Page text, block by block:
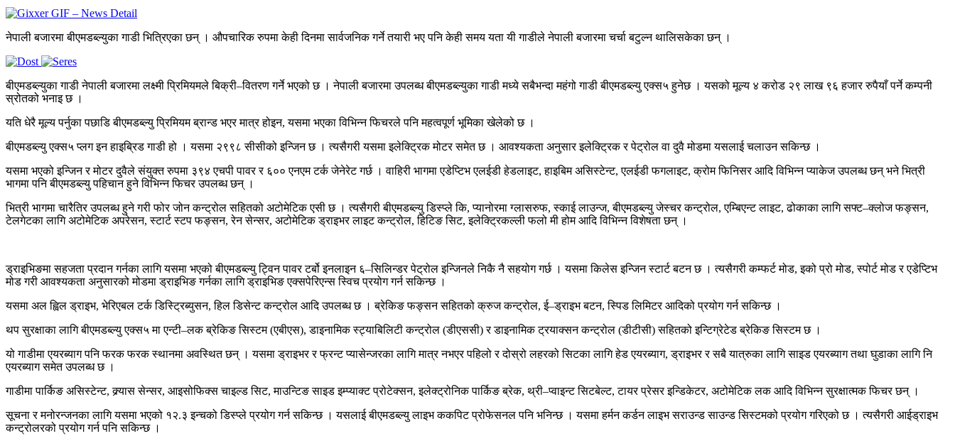
नेपाली बजारमा बीएमडब्ल्युका गाडी भित्रिएका छन् । औपचारिक रुपमा केही दिनमा सार्वजनिक गर्ने तयारी भए पनि केही समय यता यी गाडीले नेपाली बजारमा चर्चा बटुल्न थालिसकेका छन् ।
बीएमडब्ल्युका गाडी नेपाली बजारमा लक्ष्मी प्रिमियमले बिक्री–वितरण गर्ने भएको छ । नेपाली बजारमा उपलब्ध बीएमडब्ल्युका गाडी मध्ये सबैभन्दा महंगो गाडी बीएमडब्ल्यु एक्स५ हुनेछ । यसको मूल्य ४ करोड २९ लाख ९६ हजार रुपैयाँ पर्ने कम्पनी
स्रोतको भनाइ छ ।
यति धेरै मूल्य पर्नुका पछाडि बीएमडब्ल्यु प्रिमियम ब्रान्ड भएर मात्र होइन, यसमा भएका विभिन्न फिचरले पनि महत्वपूर्ण भूमिका खेलेको छ ।
बीएमडब्ल्यु एक्स५ प्लग इन हाइब्रिड गाडी हो । यसमा २९९८ सीसीको इन्जिन छ । त्यसैगरी यसमा इलेक्ट्रिक मोटर समेत छ । आवश्यकता अनुसार इलेक्ट्रिक र पेट्रोल वा दुवै मोडमा यसलाई चलाउन सकिन्छ ।
यसमा भएको इन्जिन र मोटर दुवैले संयुक्त रुपमा ३९४ एचपी पावर र ६०० एनएम टर्क जेनेरेट गर्छ । वाहिरी भागमा एडेप्टिभ एलईडी हेडलाइट, हाइबिम असिस्टेन्ट, एलईडी फगलाइट, क्रोम फिनिसर आदि विभिन्न प्याकेज उपलब्ध छन् भने भित्री
भागमा पनि बीएमडब्ल्यु पहिचान हुने विभिन्न फिचर उपलब्ध छन् ।
भित्री भागमा चारैतिर उपलब्ध हुने गरी फोर जोन कन्ट्रोल सहितको अटोमेटिक एसी छ । त्यसैगरी बीएमडब्ल्यु डिस्प्ले कि, प्यानोरमा ग्लासरुफ, स्काई लाउन्ज, बीएमडब्ल्यु जेस्चर कन्ट्रोल, एम्बिएन्ट लाइट, ढोकाका लागि सफ्ट–क्लोज फङ्सन,
टेलगेटका लागि अटोमेटिक अपरेसन, स्टार्ट स्टप फङ्सन, रेन सेन्सर, अटोमेटिक ड्राइभर लाइट कन्ट्रोल, हिटिङ सिट, इलेक्ट्रिकल्ली फलो मी होम आदि विभिन्न विशेषता छन् ।
ड्राइभिङमा सहजता प्रदान गर्नका लागि यसमा भएको बीएमडब्ल्यु ट्विन पावर टर्बो इनलाइन ६–सिलिन्डर पेट्रोल इन्जिनले निकै नै सहयोग गर्छ । यसमा किलेस इन्जिन स्टार्ट बटन छ । त्यसैगरी कम्फर्ट मोड, इको प्रो मोड, स्पोर्ट मोड र एडेप्टिभ
मोड गरी आवश्यकता अनुसारको मोडमा ड्राइभिङ गर्नका लागि ड्राइभिङ एक्सपेरिएन्स स्विच प्रयोग गर्न सकिन्छ ।
यसमा अल ह्विल ड्राइभ, भेरिएबल टर्क डिस्ट्रिब्युसन, हिल डिसेन्ट कन्ट्रोल आदि उपलब्ध छ । ब्रेकिङ फङ्सन सहितको क्रुज कन्ट्रोल, ई–ड्राइभ बटन, स्पिड लिमिटर आदिको प्रयोग गर्न सकिन्छ ।
थप सुरक्षाका लागि बीएमडब्ल्यु एक्स५ मा एन्टी–लक ब्रेकिङ सिस्टम (एबीएस), डाइनामिक स्ट्याबिलिटी कन्ट्रोल (डीएससी) र डाइनामिक ट्रयाक्सन कन्ट्रोल (डीटीसी) सहितको इन्टिग्रेटेड ब्रेकिङ सिस्टम छ ।
यो गाडीमा एयरब्याग पनि फरक फरक स्थानमा अवस्थित छन् । यसमा ड्राइभर र फ्रन्ट प्यासेन्जरका लागि मात्र नभएर पहिलो र दोस्रो लहरको सिटका लागि हेड एयरब्याग, ड्राइभर र सबै यात्रुका लागि साइड एयरब्याग तथा घुडाका लागि नि
एयरब्याग समेत उपलब्ध छ ।
गाडीमा पार्किङ असिस्टेन्ट, क्र्यास सेन्सर, आइसोफिक्स चाइल्ड सिट, माउन्टिङ साइड इम्प्याक्ट प्रोटेक्सन, इलेक्ट्रोनिक पार्किङ ब्रेक, थ्री–प्वाइन्ट सिटबेल्ट, टायर प्रेसर इन्डिकेटर, अटोमेटिक लक आदि विभिन्न सुरक्षात्मक फिचर छन् ।
सूचना र मनोरन्जनका लागि यसमा भएको १२.३ इन्चको डिस्प्ले प्रयोग गर्न सकिन्छ । यसलाई बीएमडब्ल्यु लाइभ ककपिट प्रोफेसनल पनि भनिन्छ । यसमा हर्मन कर्डन लाइभ सराउन्ड साउन्ड सिस्टमको प्रयोग गरिएको छ । त्यसैगरी आईड्राइभ
कन्ट्रोलरको प्रयोग गर्न पनि सकिन्छ ।